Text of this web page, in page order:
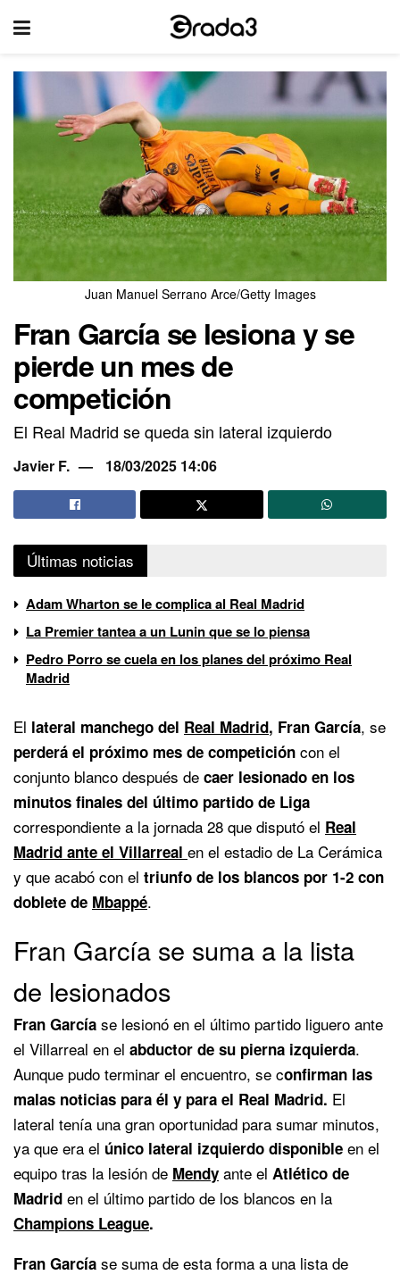
Juan Manuel Serrano Arce/Getty Images
Fran García se lesiona y se
pierde un mes de
competición
El Real Madrid se queda sin lateral izquierdo
Javier F. 18/03/2025 14:06
Últimas noticias
Adam Wharton se le complica al Real Madrid
La Premier tantea a un Lunin que se lo piensa
Pedro Porro se cuela en los planes del próximo Real
Madrid
El lateral manchego del Real Madrid, Fran García, se
perderá el próximo mes de competición con el
conjunto blanco después de caer lesionado en los
minutos finales del último partido de Liga
correspondiente a la jornada 28 que disputó el Real
Madrid ante el Villarreal en el estadio de La Cerámica
y que acabó con el triunfo de los blancos por 1-2 con
doblete de Mbappé.
Fran García se suma a la lista
de lesionados
Fran García se lesionó en el último partido liguero ante
el Villarreal en el abductor de su pierna izquierda.
Aunque pudo terminar el encuentro, se confirman las
malas noticias para él y para el Real Madrid. El
lateral tenía una gran oportunidad para sumar minutos,
ya que era el único lateral izquierdo disponible en el
equipo tras la lesión de Mendy ante el Atlético de
Madrid en el último partido de los blancos en la
Champions League.
Fran García se suma de esta forma a una lista de